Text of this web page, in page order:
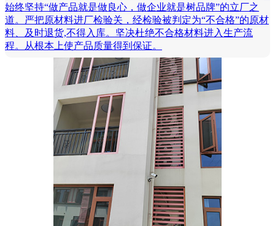
始终坚持“做产品就是做良心，做企业就是树品牌”的立厂之
道。严把原材料进厂检验关，经检验被判定为“不合格”的原材
料、及时退货,不得入库。坚决杜绝不合格材料进入生产流
程。从根本上使产品质量得到保证。